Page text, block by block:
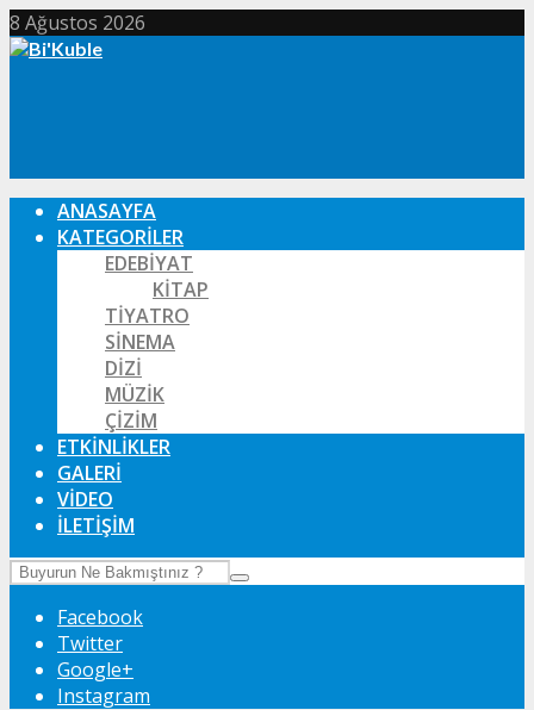
8 Ağustos 2026
ANASAYFA
KATEGORILER
EDEBIYAT
KITAP
TIYATRO
SINEMA
DIZI
MÜZIK
ÇIZIM
ETKINLIKLER
GALERI
VIDEO
İLETIŞIM
Facebook
Twitter
Google+
Instagram